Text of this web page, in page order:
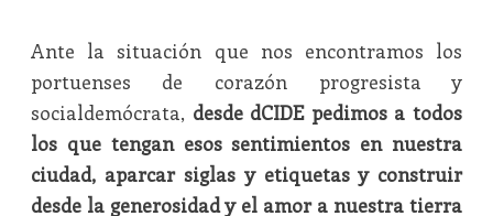
Ante la situación que nos encontramos los
portuenses de corazón progresista y
socialdemócrata, desde dCIDE pedimos a todos
los que tengan esos sentimientos en nuestra
ciudad, aparcar siglas y etiquetas y construir
desde la generosidad y el amor a nuestra tierra